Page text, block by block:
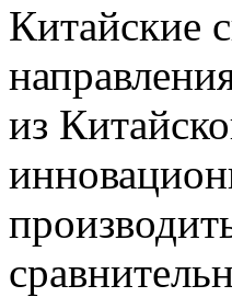
Китайские
из